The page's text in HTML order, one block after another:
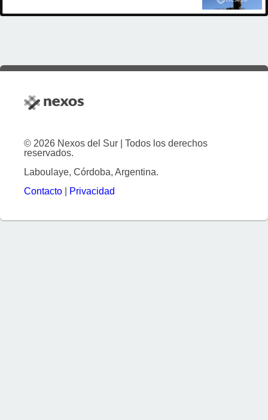
© 2026 Nexos del Sur | Todos los derechos
reservados.
Laboulaye, Córdoba, Argentina.
Contacto
Privacidad